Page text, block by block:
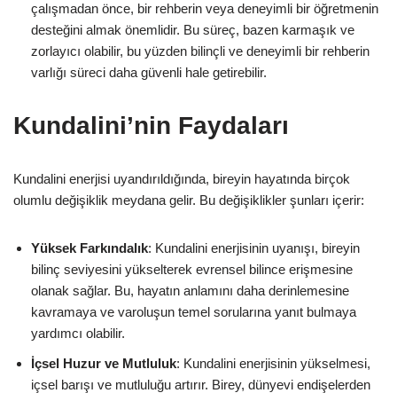
çalışmadan önce, bir rehberin veya deneyimli bir öğretmenin
desteğini almak önemlidir. Bu süreç, bazen karmaşık ve
zorlayıcı olabilir, bu yüzden bilinçli ve deneyimli bir rehberin
varlığı süreci daha güvenli hale getirebilir.
Kundalini’nin Faydaları
Kundalini enerjisi uyandırıldığında, bireyin hayatında birçok
olumlu değişiklik meydana gelir. Bu değişiklikler şunları içerir:
Yüksek Farkındalık: Kundalini enerjisinin uyanışı, bireyin
bilinç seviyesini yükselterek evrensel bilince erişmesine
olanak sağlar. Bu, hayatın anlamını daha derinlemesine
kavramaya ve varoluşun temel sorularına yanıt bulmaya
yardımcı olabilir.
İçsel Huzur ve Mutluluk: Kundalini enerjisinin yükselmesi,
içsel barışı ve mutluluğu artırır. Birey, dünyevi endişelerden